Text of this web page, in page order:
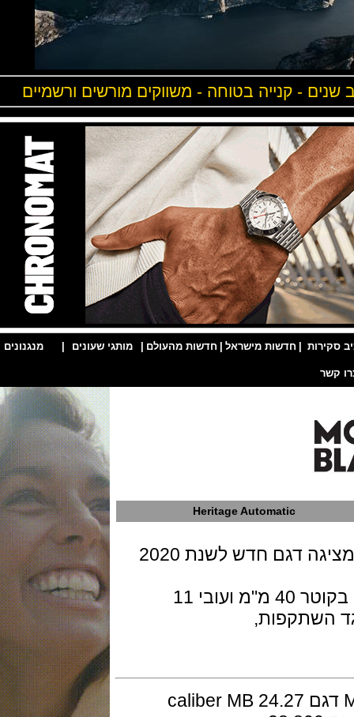
- קנייה בטוחה - משווקים מורשים ורשמיים
| חדשות מישראל | חדשות מהעולם | מותגי שעונים | מנגנונים |
Heritage Automatic
חדש לשנת 2020
השעון זמין בזהב צהוב מלא 18 קראט בקוטר 40 מ"מ ועובי 11
המנגננון מכני אוטומטי של Montblanc דגם caliber MB 24.27